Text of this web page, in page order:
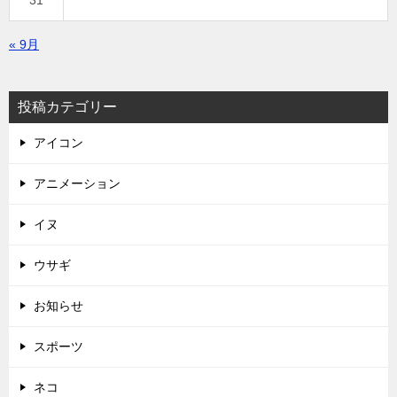
« 9月
投稿カテゴリー
アイコン
アニメーション
イヌ
ウサギ
お知らせ
スポーツ
ネコ